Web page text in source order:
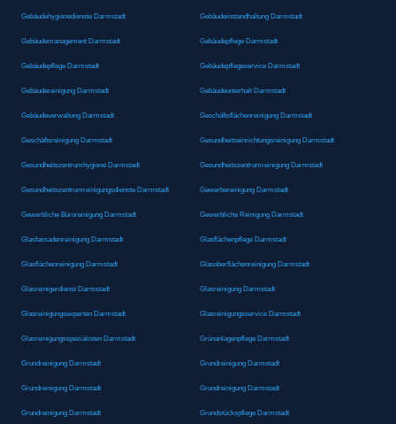
Gebäudehygienedienste Darmstadt Gebäudeinstandhaltung Darmstadt
Gebäudemanagement Darmstadt Gebäudepflege Darmstadt
Gebäudepflege Darmstadt Gebäudepflegeservice Darmstadt
Gebäudereinigung Darmstadt Gebäudeunterhalt Darmstadt
Gebäudeverwaltung Darmstadt Geschäftsflächenreinigung Darmstadt
Geschäftsreinigung Darmstadt Gesundheitseinrichtungsreinigung Darmstadt
Gesundheitszentrumhygiene Darmstadt Gesundheitszentrumreinigung Darmstadt
Gesundheitszentrumreinigungsdienste Darmstadt Gewerbereinigung Darmstadt
Gewerbliche Büroreinigung Darmstadt Gewerbliche Reinigung Darmstadt
Glasfassadenreinigung Darmstadt Glasflächenpflege Darmstadt
Glasflächenreinigung Darmstadt Glasoberflächenreinigung Darmstadt
Glasreinigerdienst Darmstadt Glasreinigung Darmstadt
Glasreinigungsexperten Darmstadt Glasreinigungsservice Darmstadt
Glasreinigungsspezialisten Darmstadt Grünanlagenpflege Darmstadt
Grundreinigung Darmstadt Grundreinigung Darmstadt
Grundreinigung Darmstadt Grundreinigung Darmstadt
Grundreinigung Darmstadt Grundstückspflege Darmstadt